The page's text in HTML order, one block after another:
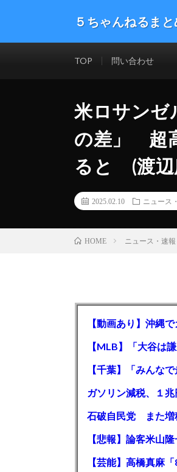
５ちゃんねるま
した。ネタ・速報 エンタメ
TOP 問い合わせ
米ロサンゼ
の差」 超
ると (渡辺
2025.02.10 ニュース
HOME ニュース・速報
【動画あり】沖縄
石破自民党 また増
【悲報】論客米山